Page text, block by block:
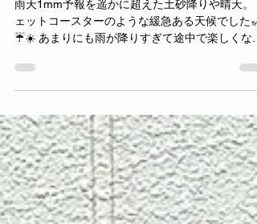
【室蘭地方陸上競技記録会第4
に参加しました】
雨天1mm予報を遥かに超えた土砂降りや晴天。
☔️☀️ あまりにも雨が降りすぎて途中で楽しくなっ
たようです😂 いい具合に肩の力が抜けて、いつ
より良いパフォーマンスでしたね！ 自分のこと
自分ごとにできるようになってから子どもたちの
顔つきが変化し、たくましく成長したなと感じま
す。 ウォーミングアップを見ていれば、どれだ